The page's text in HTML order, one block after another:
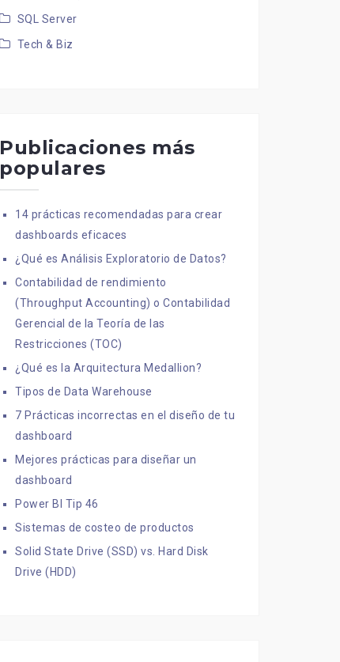
SQL Server
Tech & Biz
Publicaciones más
populares
14 prácticas recomendadas para crear
dashboards eficaces
¿Qué es Análisis Exploratorio de Datos?
Contabilidad de rendimiento
(Throughput Accounting) o Contabilidad
Gerencial de la Teoría de las
Restricciones (TOC)
¿Qué es la Arquitectura Medallion?
Tipos de Data Warehouse
7 Prácticas incorrectas en el diseño de tu
dashboard
Mejores prácticas para diseñar un
dashboard
Power BI Tip 46
Sistemas de costeo de productos
Solid State Drive (SSD) vs. Hard Disk
Drive (HDD)